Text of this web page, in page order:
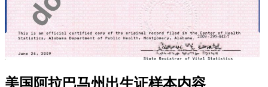
美国阿拉巴马州出生证样本内容